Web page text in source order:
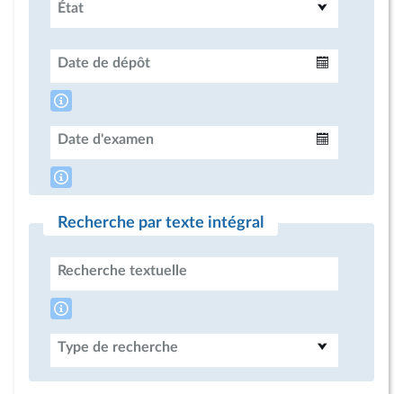
État
Date de dépôt
Date d'examen
Recherche par texte intégral
Recherche textuelle
Type de recherche